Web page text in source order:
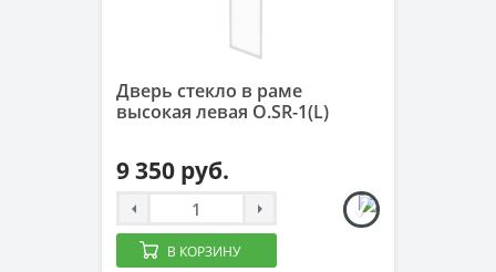
Дверь стекло в раме
высокая левая O.SR-1(L)
9 350 руб.
В КОРЗИНУ